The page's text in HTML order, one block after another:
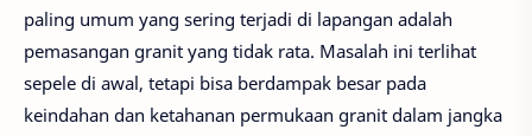
paling umum yang sering terjadi di lapangan adalah
pemasangan granit yang tidak rata. Masalah ini terlihat
sepele di awal, tetapi bisa berdampak besar pada
keindahan dan ketahanan permukaan granit dalam jangka